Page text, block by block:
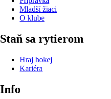
Mladší žiaci
O klube
Staň sa rytierom
Hraj hokej
Kariéra
Info